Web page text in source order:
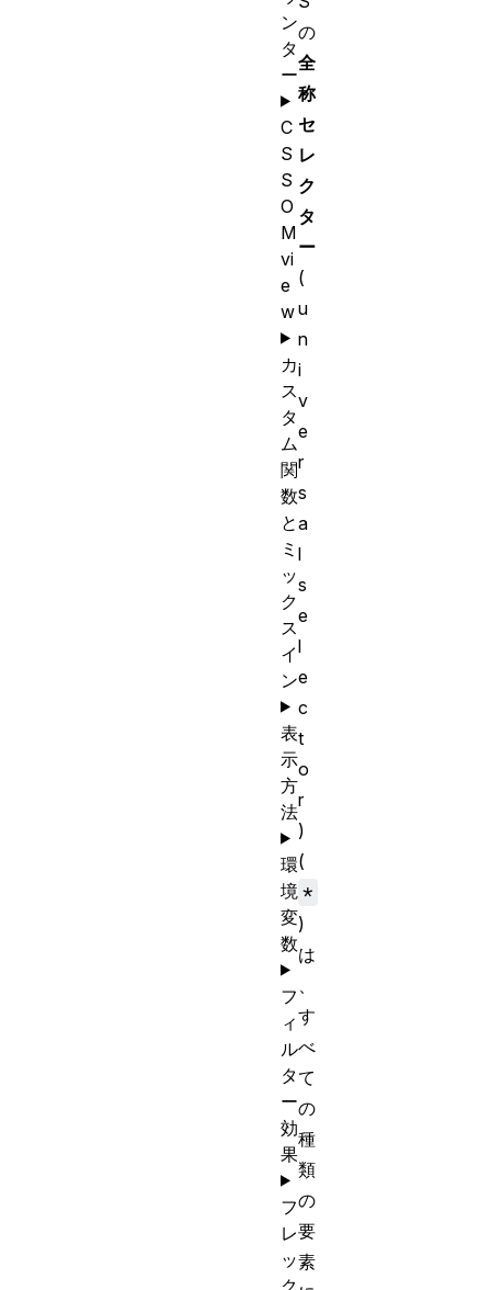
の
全
称
セ
レ
ク
タ
ー
(
u
n
i
v
e
r
s
a
l
s
e
l
e
c
t
o
r
)
(
*
)
は
、
す
べ
て
の
種
類
の
要
素
ン
タ
ー
C
S
S
O
M
vi
e
w
カ
ス
タ
ム
関
数
と
ミ
ッ
ク
ス
イ
ン
表
示
方
法
環
境
変
数
フ
ィ
ル
タ
ー
効
果
フ
レ
ッ
ク